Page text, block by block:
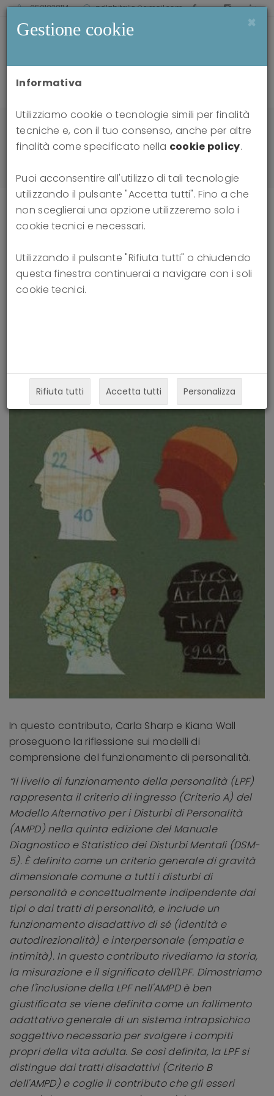
0521238114 pdlabitalia@gmail.com
news
DSM-5 Level of Personality Functioning:
to Be Human
DSM-5 Level of Personality
Functioning: Refocusing
Personality Disorder on What It
In questo contributo, Carla Sharp e Kiana Wall
proseguono la riflessione sui modelli di
comprensione del funzionamento di personalità.
“Il livello di funzionamento della personalità (LPF)
rappresenta il criterio di ingresso (Criterio A) del
Modello Alternativo per i Disturbi di Personalità
(AMPD) nella quinta edizione del Manuale
Diagnostico e Statistico dei Disturbi Mentali (DSM-
5). È definito come un criterio generale di gravità
dimensionale comune a tutti i disturbi di
personalità e concettualmente indipendente dai
tipi o dai tratti di personalità, e include un
funzionamento disadattivo di sé (identità e
autodirezionalità) e interpersonale (empatia e
intimità). In questo contributo rivediamo la storia,
la misurazione e il significato dell'LPF. Dimostriamo
che l'inclusione della LPF nell'AMPD è ben
giustificata se viene definita come un fallimento
adattativo generale di un sistema intrapsichico
soggettivo necessario per svolgere i compiti
propri della vita adulta. Se così definita, la LPF si
distingue dai tratti disadattivi (Criterio B
dell'AMPD) e coglie il contributo che gli esseri
Gestione cookie ×
Informativa
Utilizziamo cookie o tecnologie simili per finalità
tecniche e, con il tuo consenso, anche per altre
finalità come specificato nella cookie policy.
Puoi acconsentire all'utilizzo di tali tecnologie
utilizzando il pulsante "Accetta tutti". Fino a che
non sceglierai una opzione utilizzeremo solo i
cookie tecnici e necessari.
Utilizzando il pulsante "Rifiuta tutti" o chiudendo
questa finestra continuerai a navigare con i soli
cookie tecnici.
Rifiuta tutti Accetta tutti Personalizza